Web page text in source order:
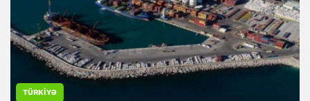
TÜRKIYƏ